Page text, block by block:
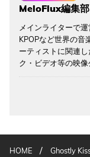
MeloFlux編集部
メインライターで
KPOPなど世界の音
ーティストに関連
ク・ビデオ等の映
HOME / Ghostly